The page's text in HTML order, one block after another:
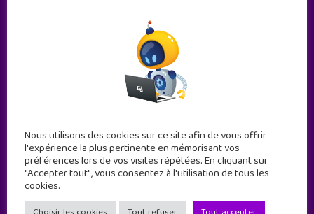
Geek Junior est le premier site de culture numérique
Nous utilisons des cookies sur ce site afin de vous offrir
l'expérience la plus pertinente en mémorisant vos
préférences lors de vos visites répétées. En cliquant sur
"Accepter tout", vous consentez à l'utilisation de tous les
cookies.